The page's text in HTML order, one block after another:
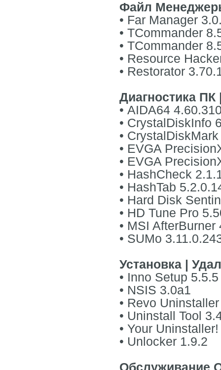
Файл
• Far Manager
• TCommander
• TCommander
• Resource
• Restorator
Диагностика
• AIDA64
• CrystalDiskInfo
•
• EVGA
• EVGA
• HashCheck
• HashTab
• Hard Disk
• HD Tune Pro
• MSI AfterBurner
• SUMo
Установка |
• Inno Setup 5.5.5
• NSIS 3.0a1
• Revo
• Uninstall Tool
• Your
• Unlocker 1.9.2
Обслуживание